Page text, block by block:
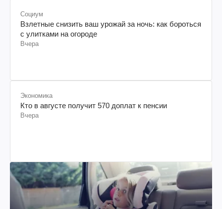
Социум
Взлетные снизить ваш урожай за ночь: как бороться
с улитками на огороде
Вчера
Экономика
Кто в августе получит 570 доплат к пенсии
Вчера